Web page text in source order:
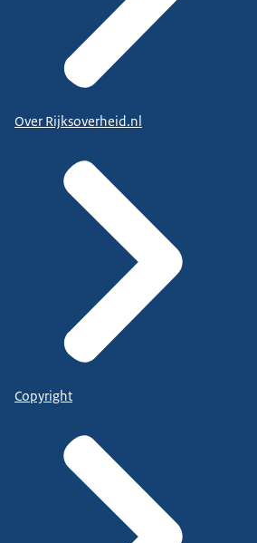
Over Rijksoverheid.nl
Copyright